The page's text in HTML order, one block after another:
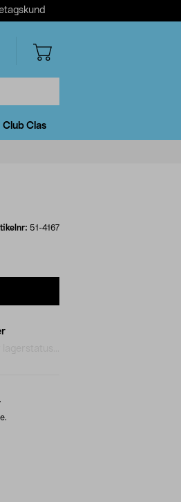
Club Clas
51-4167